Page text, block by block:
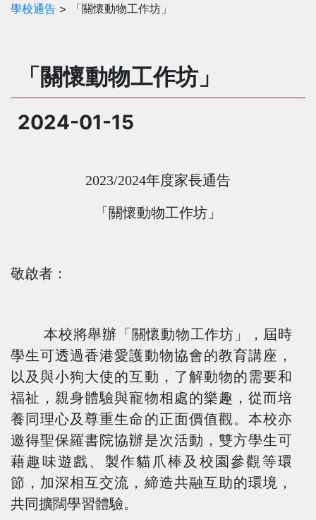
學校通告 > 「關懷動物工作坊」
「關懷動物工作坊」
2024-01-15
2023/2024年度家長通告
「關懷動物工作坊」
敬啟者：
本校將舉辦 「 關懷動物工作坊 」
，屆時
學生可透過香港愛護動物協會的教育講座，
以及與小狗大使的互動 ，了解動物的需要和
福祉， 親身體驗與寵物相處的樂趣，從而培
養同理心及尊重生命的正面價值觀。 本校亦
邀得聖保羅書院協辦是次活動，雙方學生可
藉趣味遊戲、製作貓爪 棒 及校園參觀等環
節，加深相互交流，締造共融互助的環境，
共同擴闊學習體驗。